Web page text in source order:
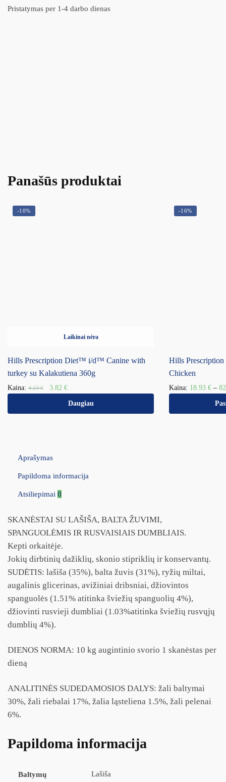
Pristatymas per 1-4 darbo dienas
Panašūs produktai
-10%
Laikinai nėra
Hills Prescription Diet™ i/d™ Canine with
turkey su Kalakutiena 360g
Kaina: 4.23€ 3.82 €
Daugiau
-16%
Hills
Chicken
Kaina: 18.93 € –
Aprašymas
Papildoma informacija
Atsiliepimai 0
SKANĖSTAI SU LAŠIŠA, BALTA ŽUVIMI,
SPANGUOLĖMIS IR RUSVAISIAIS DUMBLIAIS.
Kepti orkaitėje.
Jokių dirbtinių dažiklių, skonio stipriklių ir konservantų.
SUDĖTIS: lašiša (35%), balta žuvis (31%), ryžių miltai,
augalinis glicerinas, avižiniai dribsniai, džiovintos
spanguolės (1.51% atitinka šviežių spanguolių 4%),
džiovinti rusvieji dumbliai (1.03%atitinka šviežių rusvųjų
dumblių 4%).
DIENOS NORMA: 10 kg augintinio svorio 1 skanėstas per
dieną
ANALITINĖS SUDEDAMOSIOS DALYS: žali baltymai
30%, žali riebalai 17%, žalia ląsteliena 1.5%, žali pelenai
6%.
Papildoma informacija
Baltymų Lašiša